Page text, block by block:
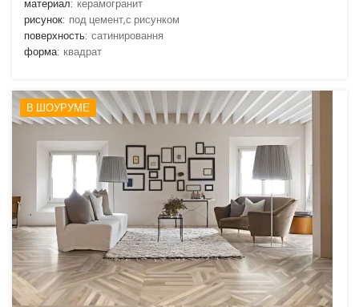
материал: керамогранит
рисунок: под цемент,с рисунком
поверхность: сатинировання
форма: квадрат
В ШОУРУМЕ